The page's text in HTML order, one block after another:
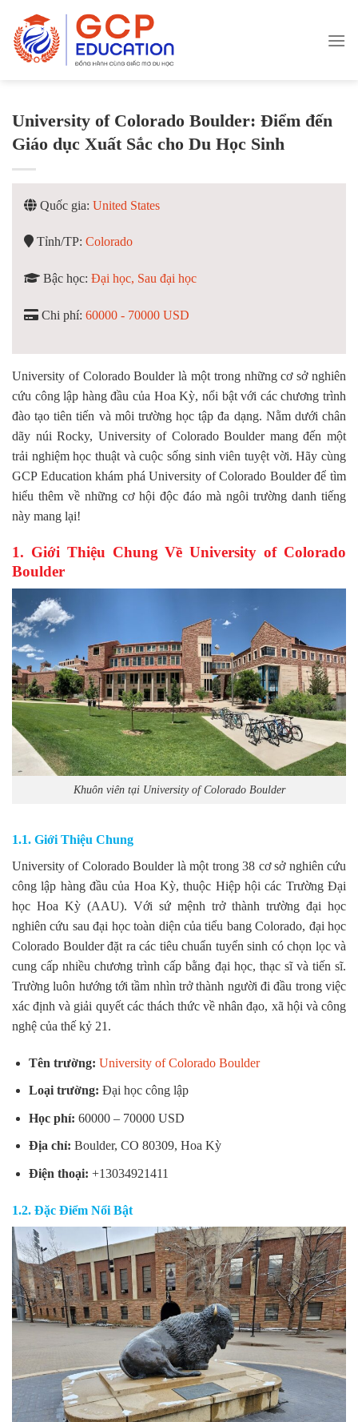
content
University of Colorado Boulder: Điểm đến
Giáo dục Xuất Sắc cho Du Học Sinh
Quốc gia: United States
Tỉnh/TP: Colorado
Bậc học: Đại học, Sau đại học
Chi phí: 60000 - 70000 USD
University of Colorado Boulder là một trong những cơ sở nghiên
cứu công lập hàng đầu của Hoa Kỳ, nổi bật với các chương trình
đào tạo tiên tiến và môi trường học tập đa dạng. Nằm dưới chân
dãy núi Rocky, University of Colorado Boulder mang đến một
trải nghiệm học thuật và cuộc sống sinh viên tuyệt vời. Hãy cùng
GCP Education khám phá University of Colorado Boulder để tìm
hiểu thêm về những cơ hội độc đáo mà ngôi trường danh tiếng
này mang lại!
1. Giới Thiệu Chung Về University of Colorado
Boulder
Khuôn viên tại University of Colorado Boulder
1.1. Giới Thiệu Chung
University of Colorado Boulder là một trong 38 cơ sở nghiên cứu
công lập hàng đầu của Hoa Kỳ, thuộc Hiệp hội các Trường Đại
học Hoa Kỳ (AAU). Với sứ mệnh trở thành trường đại học
nghiên cứu sau đại học toàn diện của tiểu bang Colorado, đại học
Colorado Boulder đặt ra các tiêu chuẩn tuyển sinh có chọn lọc và
cung cấp nhiều chương trình cấp bằng đại học, thạc sĩ và tiến sĩ.
Trường luôn hướng tới tầm nhìn trở thành người đi đầu trong việc
xác định và giải quyết các thách thức về nhân đạo, xã hội và công
nghệ của thế kỷ 21.
Tên trường: University of Colorado Boulder
Loại trường: Đại học công lập
Học phí: 60000 – 70000 USD
Địa chỉ: Boulder, CO 80309, Hoa Kỳ
Điện thoại: +13034921411
1.2. Đặc Điểm Nổi Bật